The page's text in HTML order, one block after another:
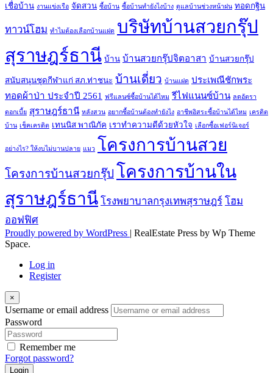
เชื่อบ้าน งานแข่งเรือ จัดสวน ซื้อบ้าน ซื้อบ้านทำยังไงบ้าง ดูแลบ้านช่วงหน้าฝน ทอดกฐิน
ทาวน์โฮม ทำไมต้องเลือกบ้านแฝด บริษัทบ้านสวยกรุ๊ป
สุราษฎร์ธานี บ้าน บ้านสวยกรุ๊ปจิตอาสา บ้านสวยกรุ๊ป
สนับสนุนชุดกีฬาแก่ สภ.ท่าชนะ บ้านเดี่ยว บ้านแฝด ประเพณีชักพระ
ทอดผ้าป่า ประจำปี 2561
ฟรีแลนซ์ซื้อบ้านได้ไหม รีไฟแนนซ์บ้าน ลดอัตรา
ดอกเบี้ย สุราษฎร์ธานี หลังสวน อยากซื้อบ้านต้องทำยังไง อาชีพอิสระซื้อบ้านได้ไหม เครดิต
บ้าน เช็คเครดิต เทนนิส พาณิภัค เราทำความดีด้วยหัวใจ เลือกซื้อเฟอร์นิเจอร์
อย่างไร? ให้งบไม่บานปลาย แมว โครงการบ้านสวย
โครงการบ้านสวยกรุ๊ป โครงการบ้านใน
สุราษฎร์ธานี โรงพยาบาลกรุงเทพสุราษฎร์ โฮม
ออฟฟิศ
Proudly powered by WordPress | RealEstate Press by Wp Theme
Space.
Log in
Register
×
Username or email address
Password
Remember me
Forgot password?
Login